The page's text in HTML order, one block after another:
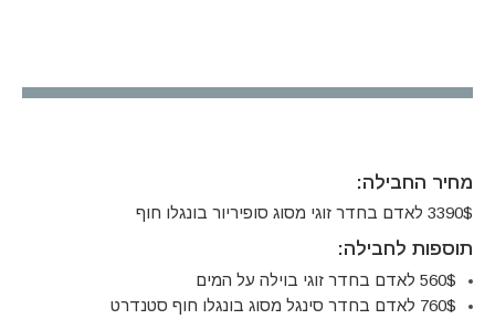
מחיר החבילה:
3390$ לאדם בחדר זוגי מסוג סופיריור בונגלו חוף
תוספות לחבילה:
560$ לאדם בחדר זוגי בוילה על המים
760$ לאדם בחדר סינגל מסוג בונגלו חוף סטנדרט